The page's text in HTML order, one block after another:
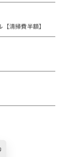
ますので、
歩圏内なの
浜駅周辺の
清掃費半額】